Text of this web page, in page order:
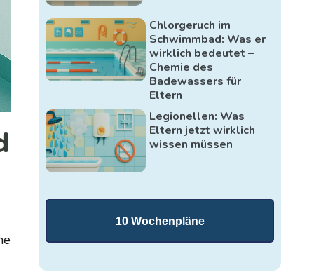
Chlorgeruch im
Schwimmbad: Was er
wirklich bedeutet –
Chemie des
Badewassers für
Eltern
Legionellen: Was
Eltern jetzt wirklich
wissen müssen
10 Wochenpläne